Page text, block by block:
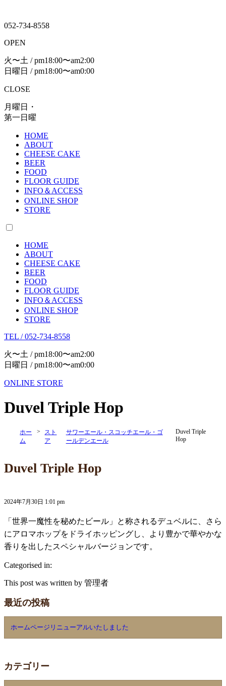
052-734-8558
OPEN
火〜土 / pm18:00〜am2:00
日曜日 / pm18:00〜am0:00
CLOSE
月曜日・
第一日曜
HOME
ABOUT
CHEESE CAKE
BEER
FOOD
FLOOR GUIDE
INFO＆ACCESS
ONLINE SHOP
STORE
HOME
ABOUT
CHEESE CAKE
BEER
FOOD
FLOOR GUIDE
INFO＆ACCESS
ONLINE SHOP
STORE
TEL / 052-734-8558
火〜土 / pm18:00〜am2:00
日曜日 / pm18:00〜am0:00
ONLINE STORE
Duvel Triple Hop
ホー
ム
>
スト
ア
サワーエール・スコッチエール・ゴ
ールデンエール
Duvel Triple
Hop
Duvel Triple Hop
2024年7月30日 1:01 pm
「世界一魔性を秘めたビール」と称されるデュベルに、さら
にアロマホップをドライホッピングし、より豊かで華やかな
香りを出したスペシャルバージョンです。
Categorised in:
This post was written by 管理者
最近の投稿
ホームページリニューアルいたしました
カテゴリー